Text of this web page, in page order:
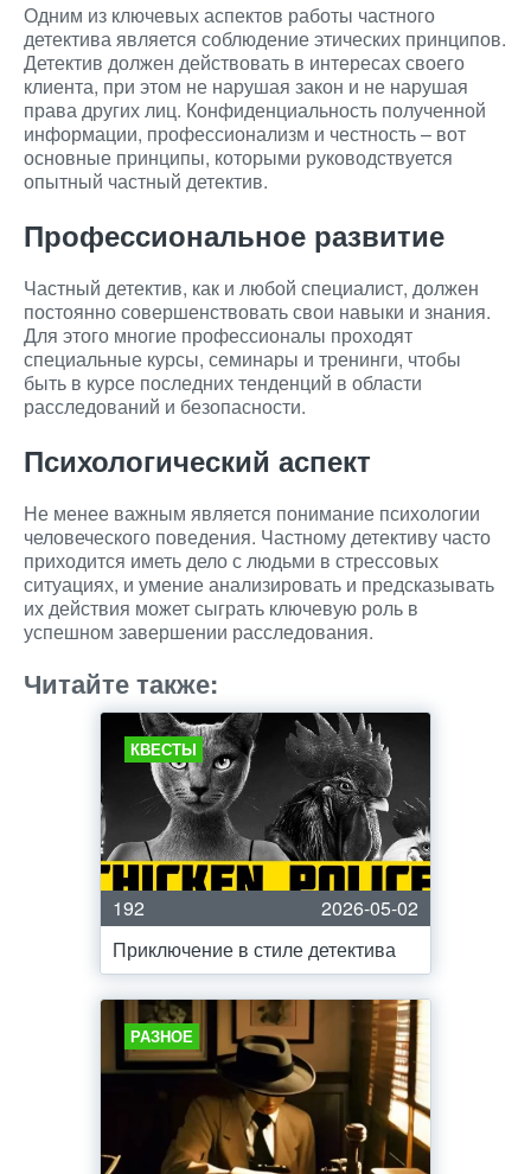
Одним из ключевых аспектов работы частного
детектива является соблюдение этических принципов.
Детектив должен действовать в интересах своего
клиента, при этом не нарушая закон и не нарушая
права других лиц. Конфиденциальность полученной
информации, профессионализм и честность – вот
основные принципы, которыми руководствуется
опытный частный детектив.
Профессиональное развитие
Частный детектив, как и любой специалист, должен
постоянно совершенствовать свои навыки и знания.
Для этого многие профессионалы проходят
специальные курсы, семинары и тренинги, чтобы
быть в курсе последних тенденций в области
расследований и безопасности.
Психологический аспект
Не менее важным является понимание психологии
человеческого поведения. Частному детективу часто
приходится иметь дело с людьми в стрессовых
ситуациях, и умение анализировать и предсказывать
их действия может сыграть ключевую роль в
успешном завершении расследования.
Читайте также:
КВЕСТЫ
192
2026-05-02
Приключение в стиле детектива
РАЗНОЕ